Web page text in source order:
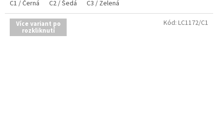
C1 / Černá C2 / Šedá C3 / Zelená
Více variant po
rozkliknutí
Kód: LC1172/C1